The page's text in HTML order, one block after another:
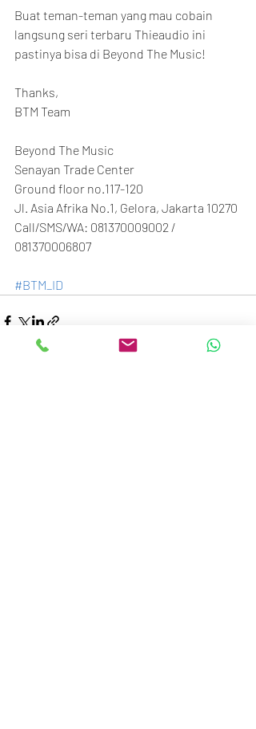
Buat teman-teman yang mau cobain
langsung seri terbaru Thieaudio ini
pastinya bisa di Beyond The Music!
Thanks,
BTM Team
Beyond The Music
Senayan Trade Center
Ground floor no.117-120
Jl. Asia Afrika No.1, Gelora, Jakarta 10270
Call/SMS/WA: 081370009002 /
081370006807
#BTM_ID